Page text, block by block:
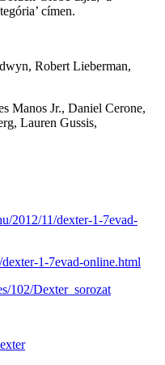
címen.
Robert Lieberman,
Manos Jr., Daniel Cerone,
Lauren Gussis,
2012/11/dexter-1-7evad-
1-7evad-online.html
102/Dexter_sorozat